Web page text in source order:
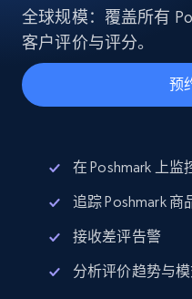
全球规模：覆盖所有
客户评价与评分。
预
在 Poshmark 上监
追踪 Poshmark 商
接收差评告警
分析评价趋势与